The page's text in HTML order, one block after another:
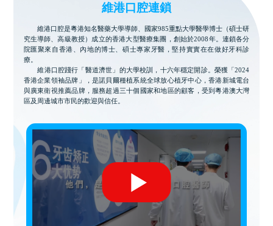
維港口腔連鎖
維港口腔是粵港知名醫藥大學導師、國家985重點大學醫學博士（碩士研
究生導師、高級教授）成立的香港大型醫療集團，創始於2008年。連鎖各分
院匯聚來自香港、內地的博士、碩士專家牙醫，堅持實實在在做好牙科診
療。
維港口腔踐行「醫道濟世」的大學校訓，十六年穩定開診。榮獲「2024
香港企業領袖品牌」，是諾貝爾種植系統全球放心植牙中心，香港新城電台
與廣東衛視推薦品牌，服務超過三十個國家和地區的顧客，受到粵港澳大灣
區及周邊城市市民的歡迎與信任。